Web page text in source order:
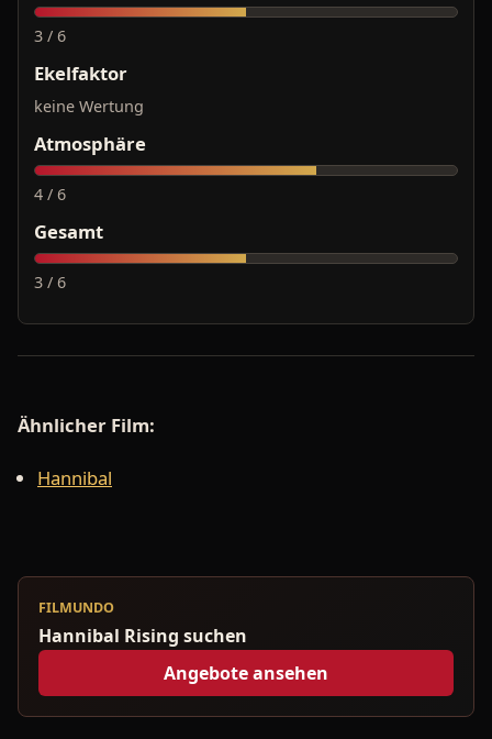
3 / 6
Ekelfaktor
keine Wertung
Atmosphäre
4 / 6
Gesamt
3 / 6
Ähnlicher Film:
Hannibal
FILMUNDO
Hannibal Rising suchen
Angebote ansehen